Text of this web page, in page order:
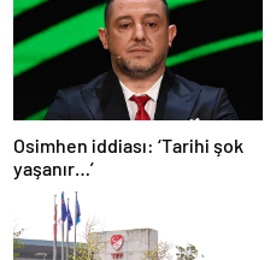
Osimhen iddiası: ‘Tarihi şok
yaşanır…’